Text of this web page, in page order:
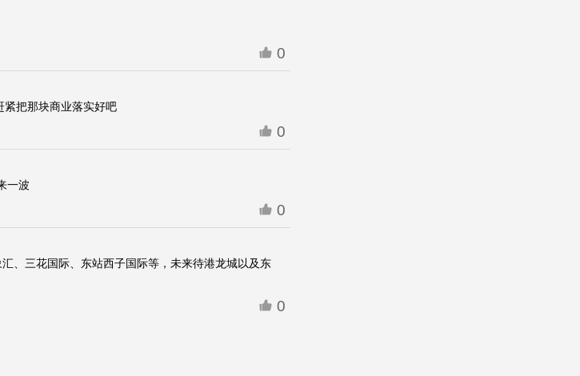
0
紧把那块商业落实好吧
0
一波
0
、三花国际、东站西子国际等，未来待港龙城以及东
0